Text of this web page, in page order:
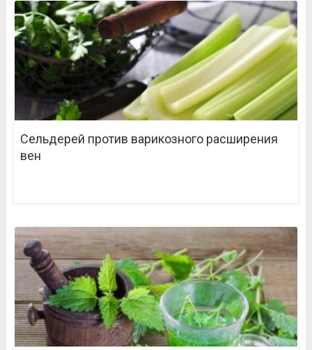
Сельдерей против варикозного расширения
вен